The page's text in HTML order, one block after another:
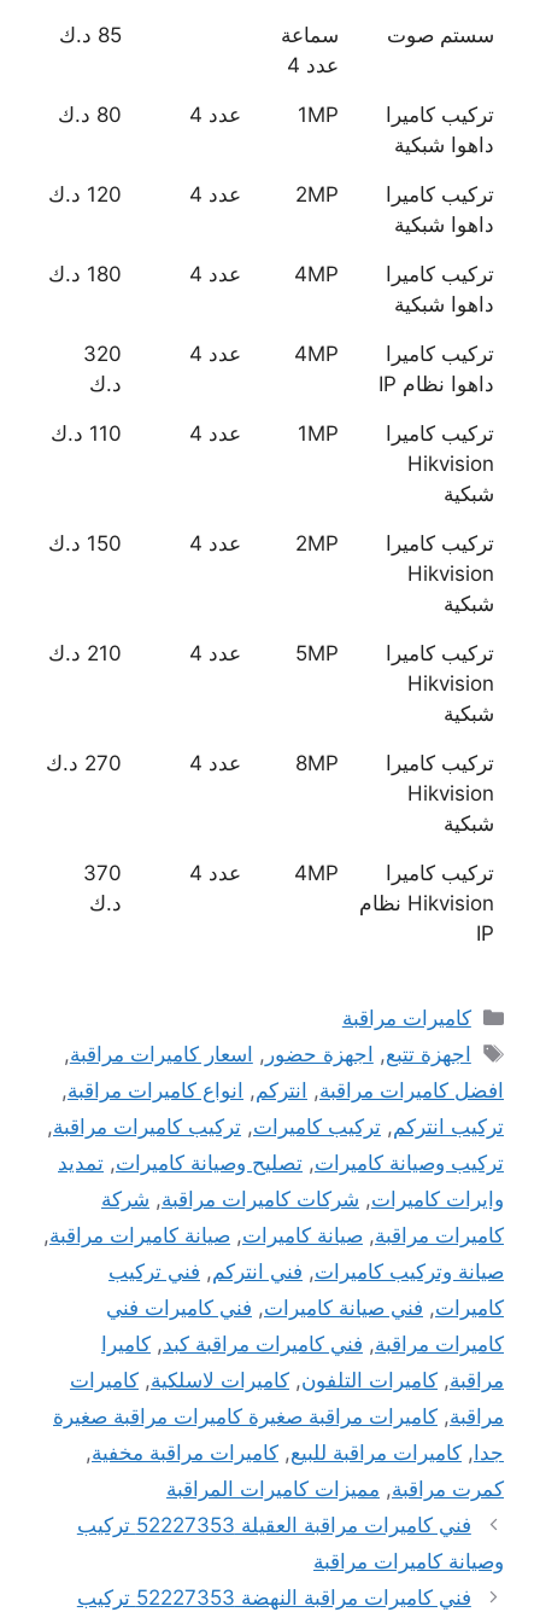
سستم صوت
سماعة
عدد 4
85 د.ك
تركيب كاميرا
داهوا شبكية
1MP عدد 4 80 د.ك
تركيب كاميرا
داهوا شبكية
2MP عدد 4 120 د.ك
تركيب كاميرا
داهوا شبكية
4MP عدد 4 180 د.ك
تركيب كاميرا
داهوا نظام IP
4MP عدد 4
320
د.ك
تركيب كاميرا
Hikvision
شبكية
1MP عدد 4 110 د.ك
تركيب كاميرا
Hikvision
شبكية
2MP عدد 4 150 د.ك
تركيب كاميرا
Hikvision
شبكية
5MP عدد 4 210 د.ك
تركيب كاميرا
Hikvision
شبكية
8MP عدد 4 270 د.ك
تركيب كاميرا
Hikvision نظام
IP
4MP عدد 4
370
د.ك
التصنيفات
كاميرات مراقبة
الوسوم
اجهزة تتبع, اجهزة حضور , اسعار كاميرات مراقبة,
افضل كاميرات مراقبة, انتركم, انواع كاميرات مراقبة,
تركيب انتركم, تركيب كاميرات, تركيب كاميرات مراقبة,
تركيب وصيانة كاميرات, تصليح وصيانة كاميرات, تمديد
وايرات كاميرات, شركات كاميرات مراقبة, شركة
كاميرات مراقبة, صيانة كاميرات, صيانة كاميرات مراقبة,
صيانة وتركيب كاميرات, فني انتركم, فني تركيب
كاميرات, فني صيانة كاميرات, فني كاميرات فني
كاميرات مراقبة, فني كاميرات مراقبة كبد, كاميرا
مراقبة, كاميرات التلفون, كاميرات لاسلكية, كاميرات
مراقبة, كاميرات مراقبة صغيرة كاميرات مراقبة صغيرة
جدا , كاميرات مراقبة للبيع, كاميرات مراقبة مخفية,
كمرت مراقبة, مميزات كاميرات المراقبة
فني كاميرات مراقبة العقيلة 52227353 تركيب
وصيانة كاميرات مراقبة
فني كاميرات مراقبة النهضة 52227353 تركيب